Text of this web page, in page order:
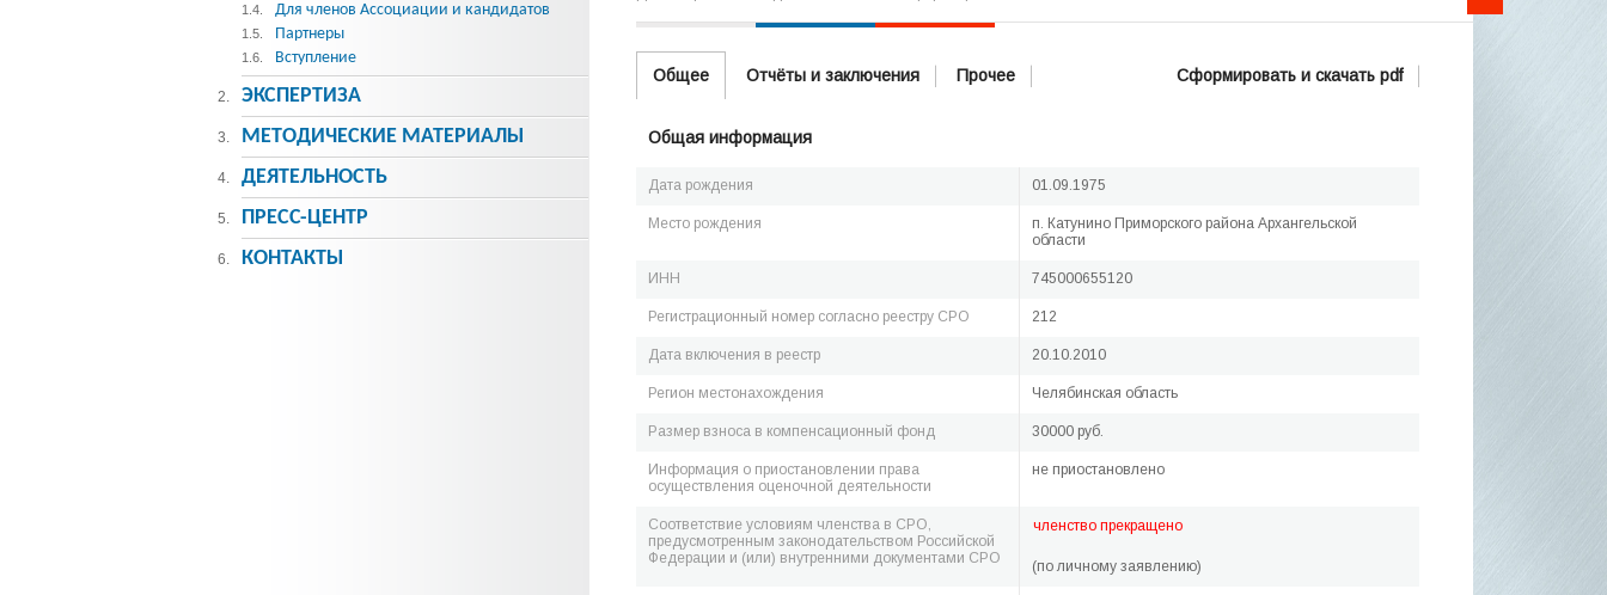
Общее Отчёты и заключения Прочее Сформировать и скачать pdf
Общая информация
Дата рождения 01.09.1975
Место рождения
п. Катунино Приморского района Архангельской
области
ИНН 745000655120
Регистрационный номер согласно реестру СРО 212
Дата включения в реестр 20.10.2010
Регион местонахождения Челябинская область
Размер взноса в компенсационный фонд 30000 руб.
Информация о приостановлении права
осуществления оценочной деятельности
не приостановлено
Соответствие условиям членства в СРО,
предусмотренным законодательством Российской
Федерации и (или) внутренними документами СРО
членство прекращено
(по личному заявлению)
1.4. Для членов Ассоциации и кандидатов
1.5. Партнеры
1.6. Вступление
2. ЭКСПЕРТИЗА
3. МЕТОДИЧЕСКИE МАТЕРИАЛЫ
4. ДЕЯТЕЛЬНОСТЬ
5. ПРЕСС-ЦЕНТР
6. КОНТАКТЫ